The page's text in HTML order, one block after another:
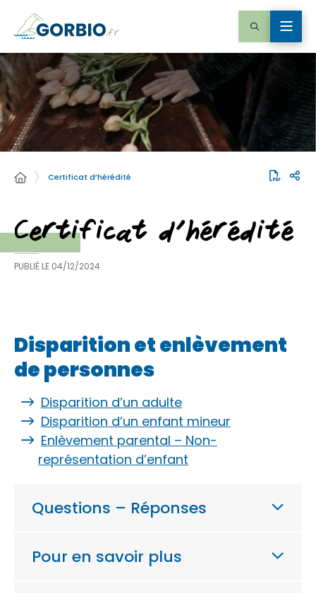
Certificat d’hérédité
Certificat d’hérédité
PUBLIÉ LE 04/12/2024
Disparition et enlèvement
de personnes
Disparition d’un adulte
Disparition d’un enfant mineur
Enlèvement parental – Non-
représentation d’enfant
Questions – Réponses
Pour en savoir plus